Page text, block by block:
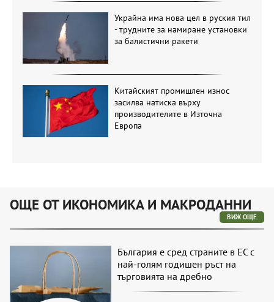
Украйна има нова цел в руския тил
- трудните за намиране установки
за балистични ракети
Китайският промишлен износ
засилва натиска върху
производителите в Източна
Европа
ОЩЕ ОТ ИКОНОМИКА И МАКРОДАННИ
ВИЖ ОЩЕ
България е сред страните в ЕС с
най-голям годишен ръст на
търговията на дребно